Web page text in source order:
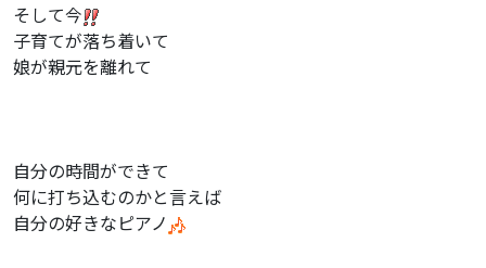
そして今
子育てが落ち着いて
娘が親元を離れて
自分の時間ができて
何に打ち込むのかと言えば
自分の好きなピアノ